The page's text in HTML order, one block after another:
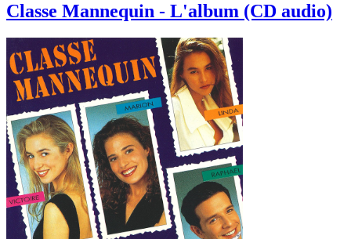
Classe Mannequin - L'album (CD audio)